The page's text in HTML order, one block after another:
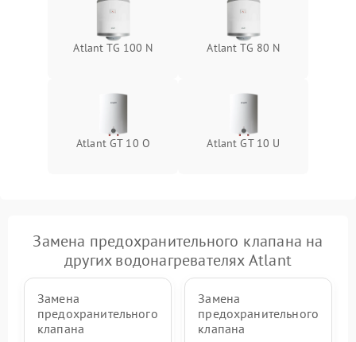
Atlant TG 100 N Atlant TG 80 N
Atlant GT 10 O Atlant GT 10 U
Замена предохранительного клапана на
других водонагревателях Atlant
Замена
предохранительного
клапана
Замена
предохранительного
клапана